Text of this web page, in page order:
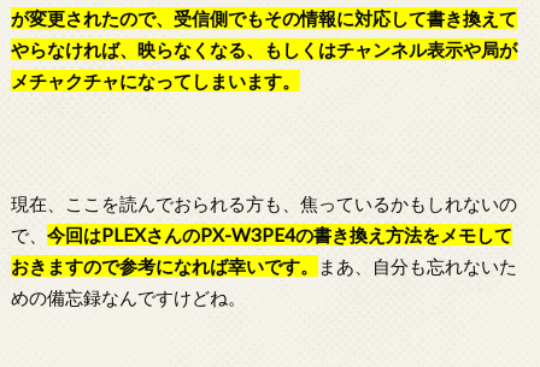
が変更されたので、受信側でもその情報に対応して書き換えて
やらなければ、映らなくなる、もしくはチャンネル表示や局が
メチャクチャになってしまいます。
現在、ここを読んでおられる方も、焦っているかもしれないの
で、 今回はPLEXさんのPX-W3PE4の書き換え方法をメモして
おきますので参考になれば幸いです。
まあ、自分も忘れないた
めの備忘録なんですけどね。